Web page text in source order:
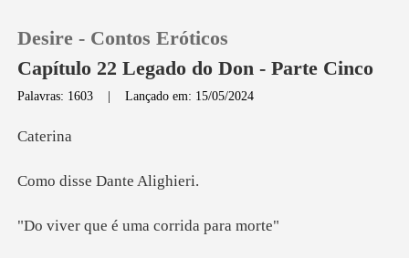
Loja
Histórico
Desire - Contos Eróticos
Capítulo 22 Legado do Don - Parte Cinco
Palavras: 1603 |Lançado em: 15/05/2024
eri
e Dante A
é uma corrid